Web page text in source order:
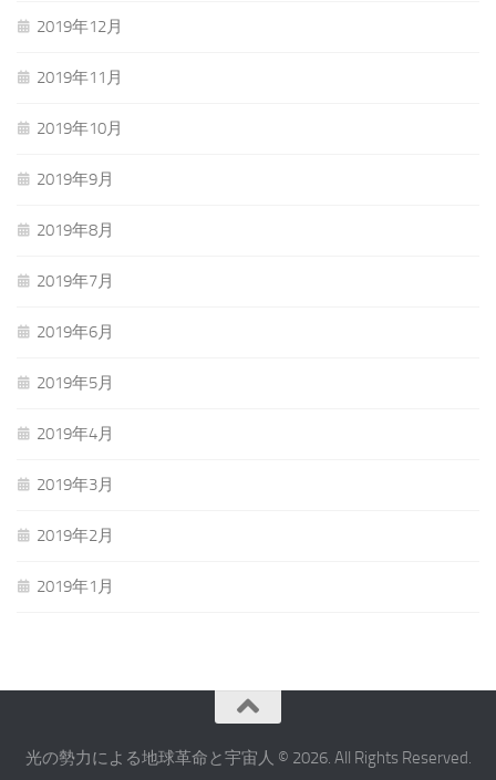
2019年12月
2019年11月
2019年10月
2019年9月
2019年8月
2019年7月
2019年6月
2019年5月
2019年4月
2019年3月
2019年2月
2019年1月
光の勢力による地球革命と宇宙人 © 2026. All Rights Reserved.